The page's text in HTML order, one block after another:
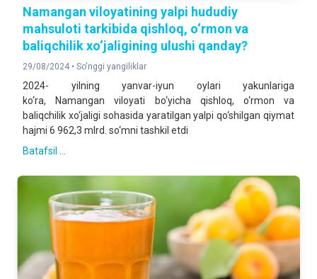
Namangan viloyatining yalpi hududiy
mahsuloti tarkibida qishloq, o‘rmon va
baliqchilik xo‘jaligining ulushi qanday?
29/08/2024 • So'nggi yangiliklar
2024- yilning yanvar-iyun oylari yakunlariga
ko‘ra, Namangan viloyati bo‘yicha qishloq, o‘rmon va
baliqchilik xo‘jaligi sohasida yaratilgan yalpi qo‘shilgan qiymat
hajmi 6 962,3 mlrd. so‘mni tashkil etdi
Batafsil ...